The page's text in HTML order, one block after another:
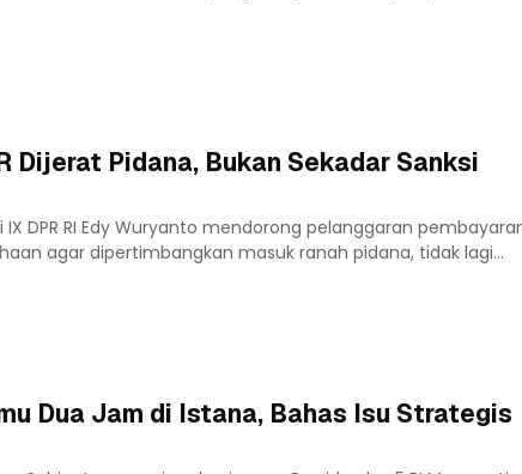
Dijerat Pidana, Bukan Sekadar Sanksi
IX DPR RI Edy Wuryanto mendorong pelanggaran
agar dipertimbangkan masuk ranah pidana, tidak lagi...
Dua Jam di Istana, Bahas Isu Strategis